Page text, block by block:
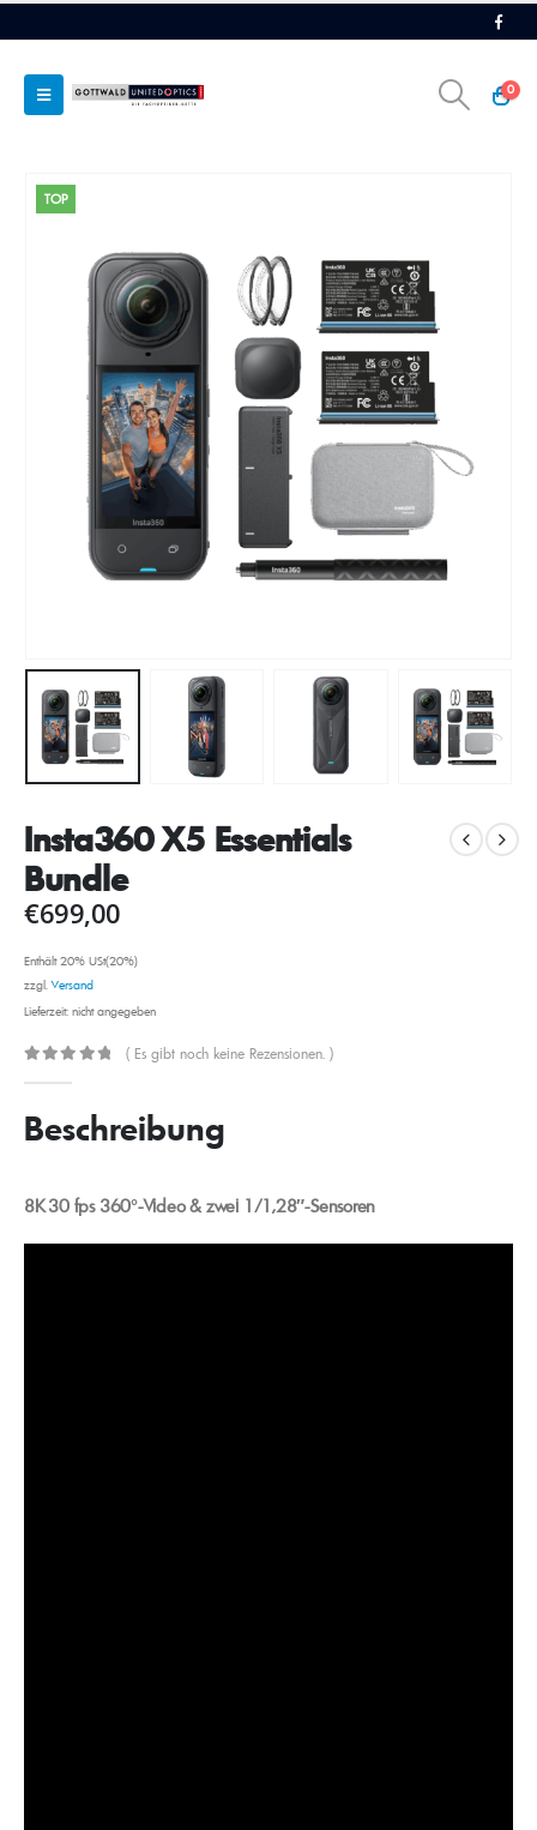
0
TOP
Insta360 X5 Essentials
Bundle
€699,00
Enthält 20% USt(20%)
zzgl.Versand
Lieferzeit: nicht angegeben
( Es gibt noch keine Rezensionen. )
Beschreibung
8K 30 fps 360°-Video & zwei 1/1,28″-Sensoren